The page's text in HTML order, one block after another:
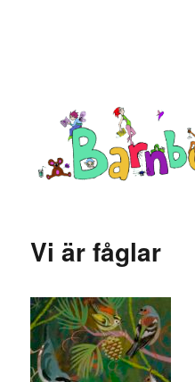
Vi är fåglar